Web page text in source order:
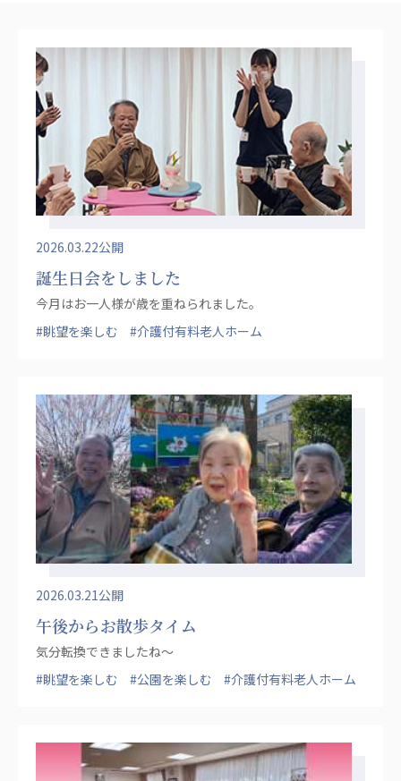
聖心美容クリニック
S-Labo（渋谷院）
医療法人社団 デンタルケアコミュニティ
フォレストデンタルクリニック
医療法人 共生会
松園病院介護医療院
複合ケアセンターまつぞの
医療法人社団 鴻愛会
こうのす共生病院
OKP with Life クリニック
医療法人 京都翔医会
西京都病院
西京都クリニック
洛桂の郷
桂寿の郷
訪問看護ステーション秋桜
上桂の郷
教育（共に生きる仲間達）
学校法人明星学園
国際医療専門学校 浦和学院高等学校
特定非営利活動法人ファイアーレッズメディカルスポ
ーツクラブ
2026.03.22公開
誕生日会をしました
今月はお一人様が歳を重ねられました。
#眺望を楽しむ
#介護付有料老人ホーム
2026.03.21公開
午後からお散歩タイム
気分転換できましたね〜
#眺望を楽しむ
#公園を楽しむ #介護付有料老人ホーム